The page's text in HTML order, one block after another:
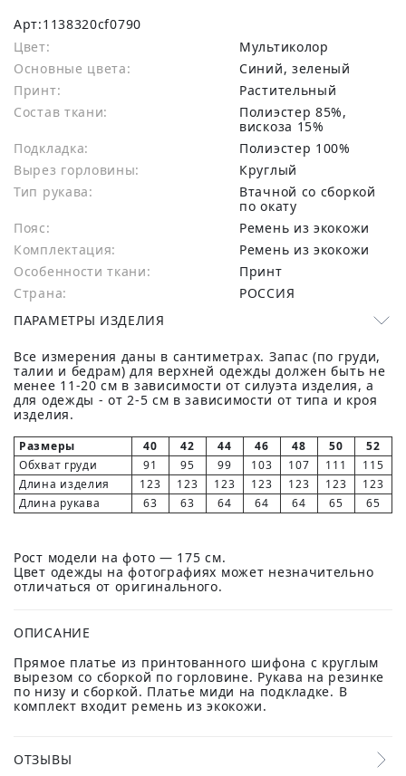
Арт:1138320cf0790
Цвет:
Мультиколор
Основные цвета:
синий, зеленый
Принт:
Растительный
Состав ткани:
полиэстер 85%,
вискоза 15%
Подкладка:
Полиэстер 100%
Вырез горловины:
Круглый
Тип рукава:
Втачной со сборкой
по окату
Пояс:
Ремень из экокожи
Комплектация:
Ремень из экокожи
Особенности ткани:
Принт
Страна:
РОССИЯ
ПАРАМЕТРЫ ИЗДЕЛИЯ
Все измерения даны в сантиметрах. Запас (по груди,
талии и бедрам) для верхней одежды должен быть не
менее 11-20 см в зависимости от силуэта изделия, а
для одежды - от 2-5 см в зависимости от типа и кроя
изделия.
Размеры 40 42 44 46 48 50
52
Обхват груди
91 95 99 103 107 111
115
Длина изделия
123 123 123 123 123 123
123
Длина рукава
63 63 64 64 64 65 65
Рост модели на фото — 175 см.
Цвет одежды на фотографиях может незначительно
отличаться от оригинального.
ОПИСАНИЕ
Прямое платье из принтованного шифона с круглым
вырезом со сборкой по горловине. Рукава на резинке
по низу и сборкой. Платье миди на подкладке. В
комплект входит ремень из экокожи.
ОТЗЫВЫ